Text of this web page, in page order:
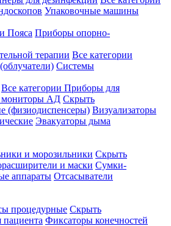
Упаковочные машины
Пояса Приборы опорно-
терапии Все категории
Системы
Все категории Приборы для
мониторы АД Скрыть
(физиодиспенсеры) Визуализаторы
Эвакуаторы дыма
и морозильники Скрыть
и маски Сумки-
аппараты Отсасыватели
процедурные Скрыть
пациента Фиксаторы конечностей